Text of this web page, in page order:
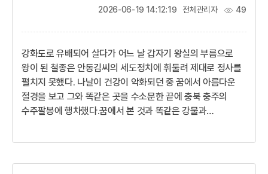
전체관리자 49
강화도로 유배되어 살다가 어느 날 갑자기 왕실의 부름으로
왕이 된 철종은 안동김씨의 세도정치에 휘둘려 제대로 정사를
펼치지 못했다. 나날이 건강이 악화되던 중 꿈에서 아름다운
절경을 보고 그와 똑같은 곳을 수소문한 끝에 충북 충주의
수주팔봉에 행차했다.꿈에서 본 것과 똑같은 강물과
2026-06-19 14:12:19